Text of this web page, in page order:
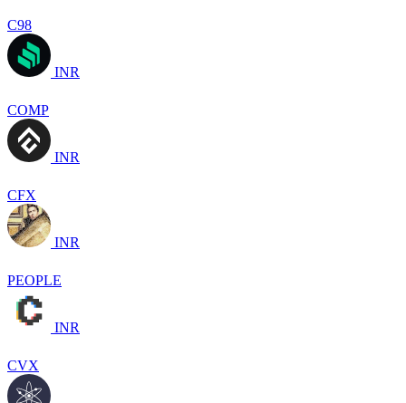
C98
INR
COMP
INR
CFX
INR
PEOPLE
INR
CVX